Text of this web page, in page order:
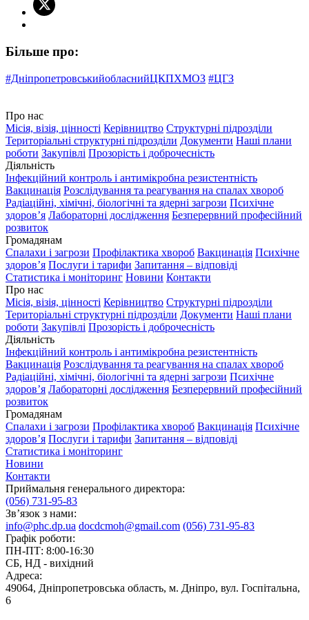
Більше про:
#ДніпропетровськийобласнийЦКПХМОЗ #ЦГЗ
Про нас
Місія, візія, цінності Керівництво Структурні підрозділи
Територіальні структурні підрозділи Документи Наші плани
роботи Закупівлі Прозорість і доброчесність
Діяльність
Інфекційний контроль і антимікробна резистентність
Вакцинація Розслідування та реагування на спалах хвороб
Радіаційні, хімічні, біологічні та ядерні загрози Психічне
здоров’я Лабораторні дослідження Безперервний професійний
розвиток
Громадянам
Спалахи і загрози Профілактика хвороб Вакцинація Психічне
здоров’я Послуги і тарифи Запитання – відповіді
Статистика і моніторинг Новини Контакти
Про нас
Місія, візія, цінності Керівництво Структурні підрозділи
Територіальні структурні підрозділи Документи Наші плани
роботи Закупівлі Прозорість і доброчесність
Діяльність
Інфекційний контроль і антимікробна резистентність
Вакцинація Розслідування та реагування на спалах хвороб
Радіаційні, хімічні, біологічні та ядерні загрози Психічне
здоров’я Лабораторні дослідження Безперервний професійний
розвиток
Громадянам
Спалахи і загрози Профілактика хвороб Вакцинація Психічне
здоров’я Послуги і тарифи Запитання – відповіді
Статистика і моніторинг
Новини
Контакти
Приймальня генерального директора:
(056) 731-95-83
Зв’язок з нами:
info@phc.dp.ua docdcmoh@gmail.com (056) 731-95-83
Графік роботи:
ПН-ПТ: 8:00-16:30
СБ, НД - вихідний
Адреса:
49064, Дніпропетровська область, м. Дніпро, вул. Госпітальна,
6